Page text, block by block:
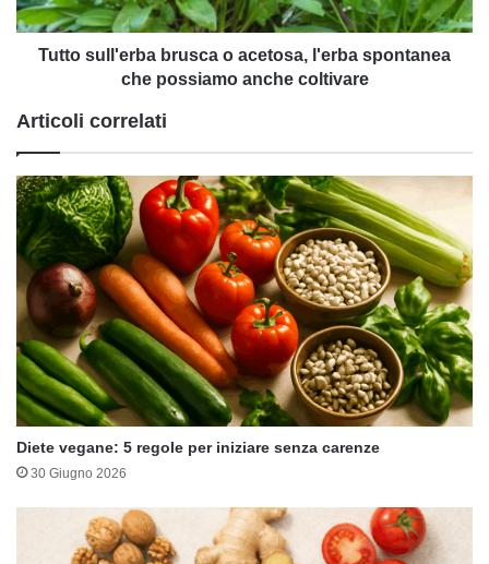
che
possiamo
ancheTutto sull'erba brusca o acetosa, l'erba spontanea
che possiamo anche coltivare
Articoli correlati
Diete vegane: 5 regole per iniziare senza carenze
30 Giugno 2026